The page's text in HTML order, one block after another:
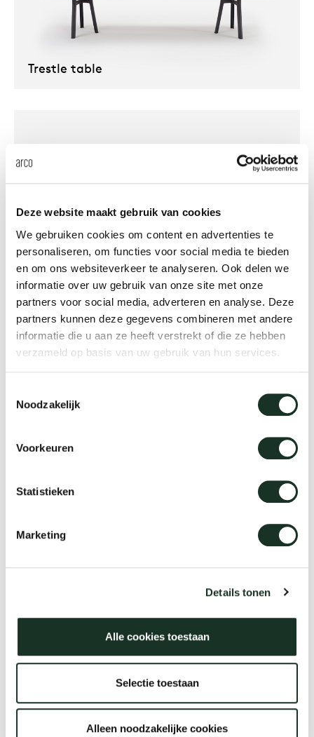
Deze website maakt gebruik van cookies
We gebruiken cookies om content en advertenties te
personaliseren, om functies voor social media te bieden
en om ons websiteverkeer te analyseren. Ook delen we
informatie over uw gebruik van onze site met onze
partners voor social media, adverteren en analyse. Deze
partners kunnen deze gegevens combineren met andere
informatie die u aan ze heeft verstrekt of die ze hebben
verzameld op basis van uw gebruik van hun services.
Noodzakelijk
Voorkeuren
Statistieken
Marketing
Details tonen
Alle cookies toestaan
Selectie toestaan
Alleen noodzakelijke cookies
Trestle table
Essenza
Essenza XL
Slim+ Round